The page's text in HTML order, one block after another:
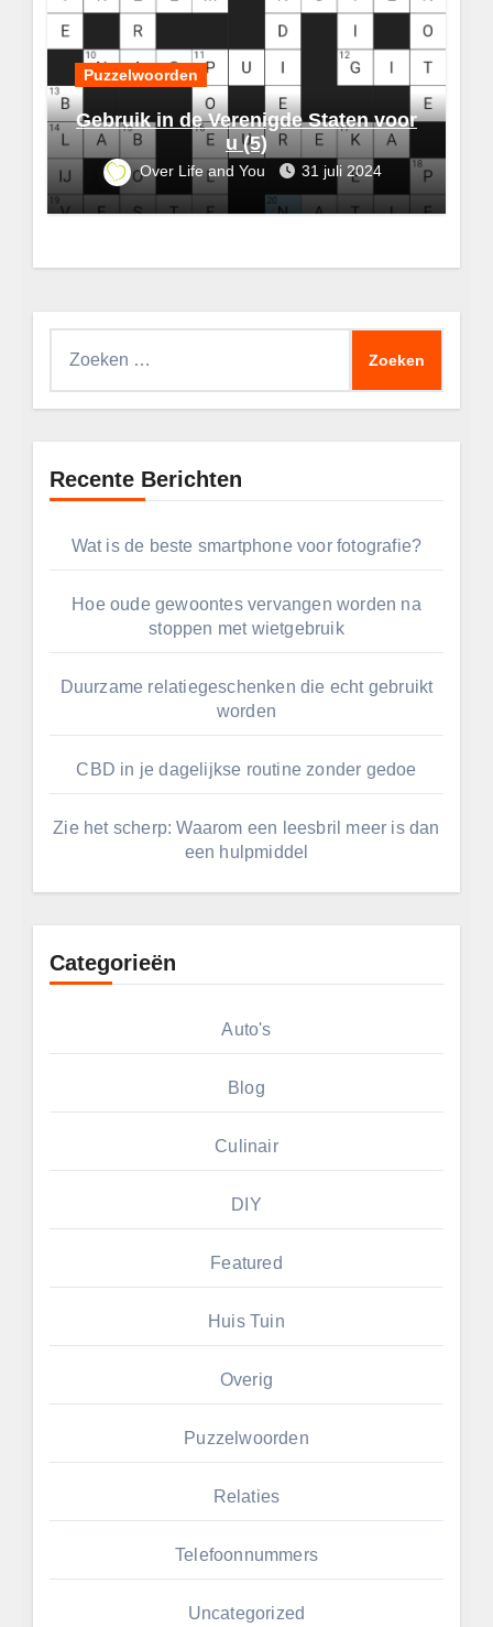
Puzzelwoorden
Gebruik in de Verenigde Staten voor
u (5)
Over Life and You 31 juli 2024
Recente Berichten
Wat is de beste smartphone voor fotografie?
Hoe oude gewoontes vervangen worden na
stoppen met wietgebruik
Duurzame relatiegeschenken die echt gebruikt
worden
CBD in je dagelijkse routine zonder gedoe
Zie het scherp: Waarom een leesbril meer is dan
een hulpmiddel
Categorieën
Auto's
Blog
Culinair
DIY
Featured
Huis Tuin
Overig
Puzzelwoorden
Relaties
Telefoonnummers
Uncategorized